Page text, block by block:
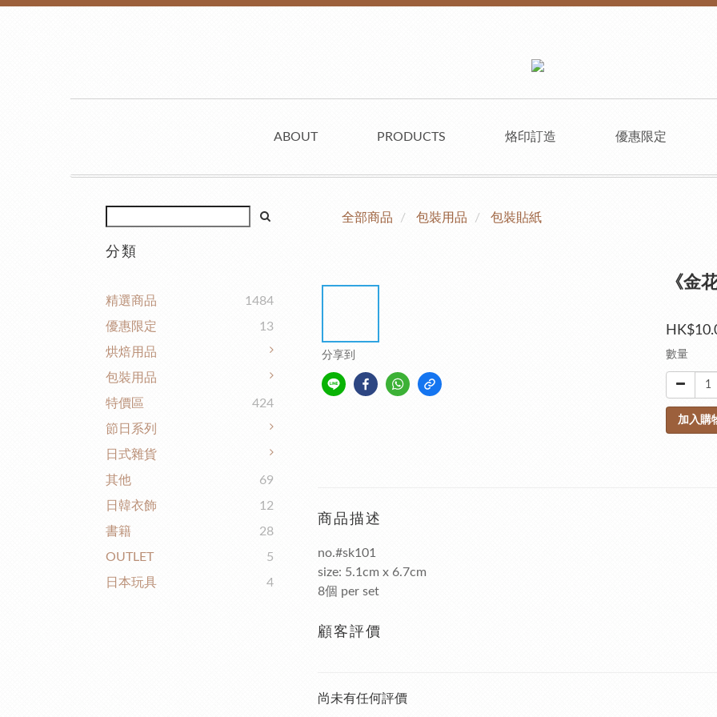
ABOUT PRODUCTS 烙印訂造 優惠限定
分類
精選商品
1484
優惠限定
13
烘焙用品
包裝用品
特價區
424
節日系列
日式雜貨
其他
69
日韓衣飾
12
書籍
28
OUTLET
5
日本玩具
4
全部商品 包裝用品 包裝貼紙
分享到
《金
數量
加入購
商品描述
no.#sk101
size: 5.1cm x 6.7cm
8個 per set
顧客評價
尚未有任何評價